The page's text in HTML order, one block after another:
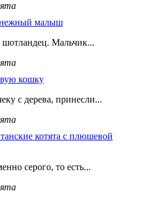
малыш
Мальчик...
кошку
с дерева, принесли...
котята с плюшевой
серого, то есть...